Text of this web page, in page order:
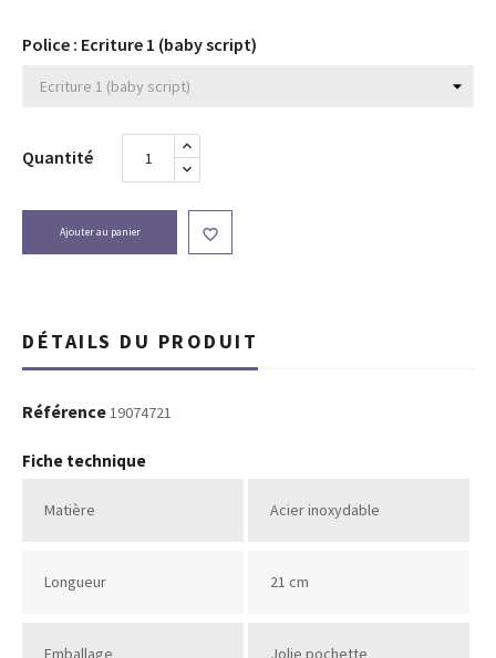
Police : Ecriture 1 (baby script)
Quantité
Ajouter au panier 
DÉTAILS DU PRODUIT
Référence19074721
Fiche technique
Matière Acier inoxydable
Longueur 21 cm
Emballage Jolie pochette